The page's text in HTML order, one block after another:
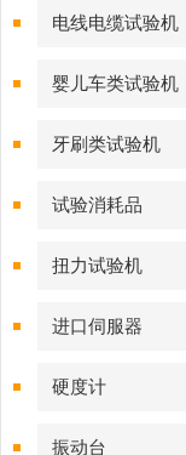
电线电缆试验机
婴儿车类试验机
牙刷类试验机
试验消耗品
扭力试验机
进口伺服器
硬度计
振动台